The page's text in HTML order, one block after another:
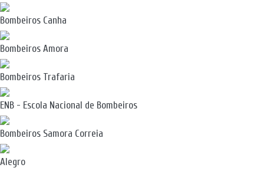
Bombeiros Canha
Bombeiros Amora
Bombeiros Trafaria
ENB - Escola Nacional de Bombeiros
Bombeiros Samora Correia
Alegro